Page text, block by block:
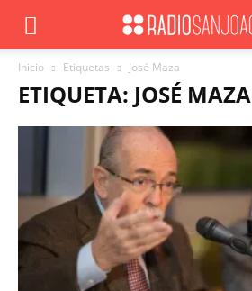
Inicio Etiquetas José Maza
ETIQUETA: JOSÉ MAZA